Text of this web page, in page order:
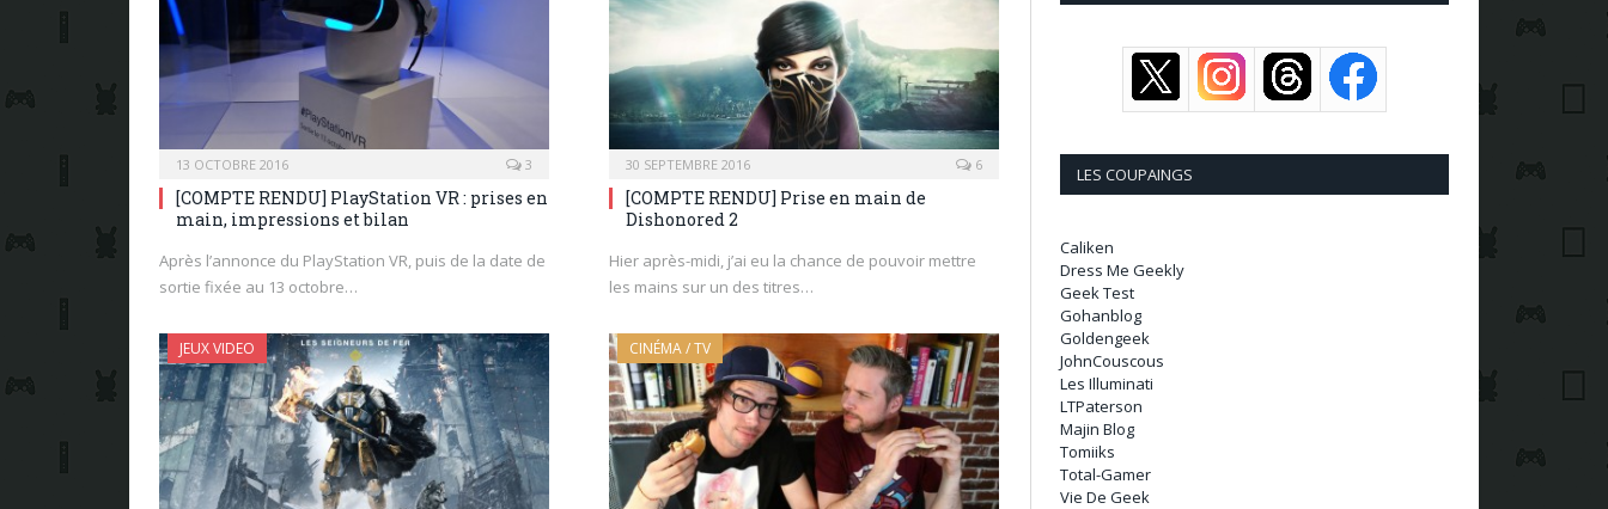
13 OCTOBRE 2016 3
[COMPTE RENDU] PlayStation VR : prises en
main, impressions et bilan
Après l’annonce du PlayStation VR, puis de la date de
sortie fixée au 13 octobre…
30 SEPTEMBRE 2016 6
[COMPTE RENDU] Prise en main de
Dishonored 2
Hier après-midi, j’ai eu la chance de pouvoir mettre
les mains sur un des titres…
JEUX VIDEO CINÉMA / TV
LES COUPAINGS
Caliken
Dress Me Geekly
Geek Test
Gohanblog
Goldengeek
JohnCouscous
Les Illuminati
LTPaterson
Majin Blog
Tomiiks
Total-Gamer
Vie De Geek